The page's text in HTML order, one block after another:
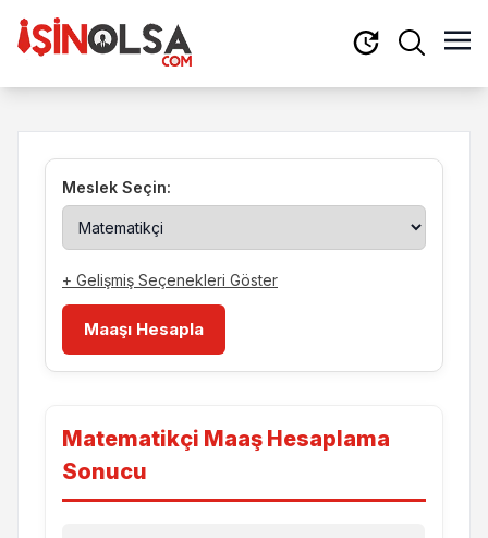
Meslek Seçin:
+ Gelişmiş Seçenekleri Göster
Maaşı Hesapla
Matematikçi Maaş Hesaplama
Sonucu